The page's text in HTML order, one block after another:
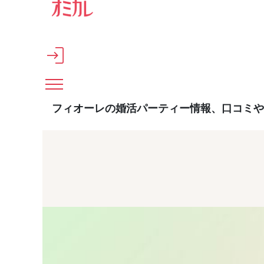
メインコンテンツへスキップ
フィオーレの婚活パーティー情報、口コミ